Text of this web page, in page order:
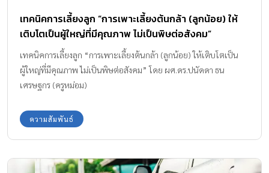
เทคนิคการเลี้ยงลูก “การเพาะเลี้ยงต้นกล้า (ลูกน้อย) ให้
เติบโตเป็นผู้ใหญ่ที่มีคุณภาพ ไม่เป็นพิษต่อสังคม”
เทคนิคการเลี้ยงลูก “การเพาะเลี้ยงต้นกล้า (ลูกน้อย) ให้เติบโตเป็น
ผู้ใหญ่ที่มีคุณภาพ ไม่เป็นพิษต่อสังคม” โดย ผศ.ดร.ปนัดดา ธน
เศรษฐกร (ครูหม่อม)
ความสัมพันธ์